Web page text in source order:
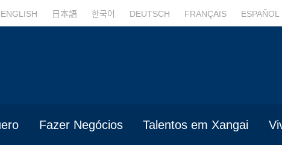
ENGLISH 日本語 한국어 DEUTSCH FRANÇAIS ESPAÑOL
Fazer Negócios Talentos em Xangai